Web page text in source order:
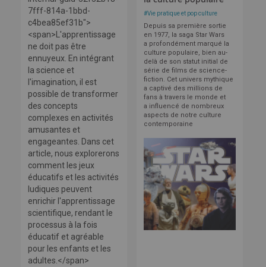
7fff-814a-1bbd-
c4bea85ef31b">
<span>L'apprentissage
ne doit pas être
ennuyeux. En intégrant
la science et
l'imagination, il est
possible de transformer
des concepts
complexes en activités
amusantes et
engageantes. Dans cet
article, nous explorerons
comment les jeux
éducatifs et les activités
ludiques peuvent
enrichir l'apprentissage
scientifique, rendant le
processus à la fois
éducatif et agréable
pour les enfants et les
adultes.</span>
#Vie pratique et pop culture
Depuis sa première sortie
en 1977, la saga Star Wars
a profondément marqué la
culture populaire, bien au-
delà de son statut initial de
série de films de science-
fiction. Cet univers mythique
a captivé des millions de
fans à travers le monde et
a influencé de nombreux
aspects de notre culture
contemporaine